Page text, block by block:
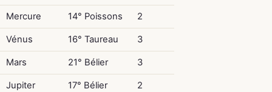
Mercure 14° Poissons 2
Vénus 16° Taureau 3
Mars 21° Bélier 3
Jupiter 17° Bélier 2